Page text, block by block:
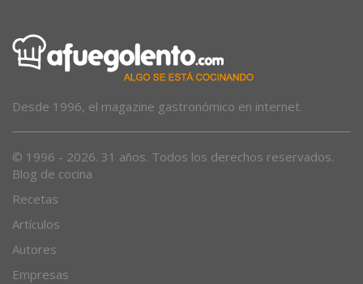
Desde 1996, el magazine gastronómico en internet.
© 1996 - 2026. 31 años. Todos los derechos reservados.
Blog de cocina
Recetas
Artículos
Autores
Empresas